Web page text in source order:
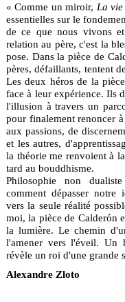
« Comme un miroir, La
essentielles sur le
de ce que nous vivons
relation au père, c'est la
pose. Dans la pièce de
pères, défaillants, tentent
Les deux héros de la
face à leur expérience. Ils
l'illusion à travers un
pour finalement renoncer
aux passions, de
et les autres,
la théorie me renvoient à
tard au bouddhisme.
Philosophie non
comment dépasser notre
vers la seule réalité
moi, la pièce de Calderón
la lumière. Le chemin
l'amener vers l'éveil.
révèle un roi d'une grande
Alexandre Zloto